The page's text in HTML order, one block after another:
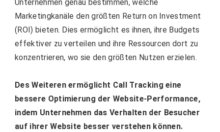
Unternehmen genau bestimmen, welche
Marketingkanäle den größten Return on Investment
(ROI) bieten. Dies ermöglicht es ihnen, ihre Budgets
effektiver zu verteilen und ihre Ressourcen dort zu
konzentrieren, wo sie den größten Nutzen erzielen.
Des Weiteren ermöglicht Call Tracking eine
bessere Optimierung der Website-Performance,
indem Unternehmen das Verhalten der Besucher
auf ihrer Website besser verstehen können.